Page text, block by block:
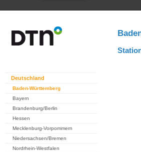
Deutschland
Baden-Württemberg
Bayern
Brandenburg/Berlin
Hessen
Mecklenburg-Vorpommern
Niedersachsen/Bremen
Nordrhein-Westfalen